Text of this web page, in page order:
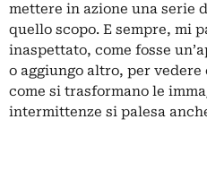
mettere in azione una serie
quello scopo. E sempre, mi
inaspettato, come fosse
o aggiungo altro, per vedere
come si trasformano le
intermittenze si palesa